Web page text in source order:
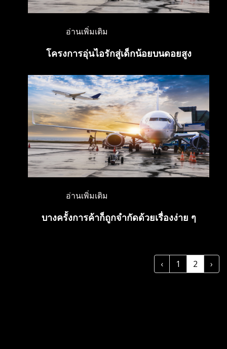
อ่านเพิ่มเติม
โครงการอุ่นไอรักสู่เด็กน้อยบนดอยสูง
อ่านเพิ่มเติม
บางครั้งการค้าก็ถูกจำกัดด้วยเรื่องง่าย ๆ
‹ 1 2 ›